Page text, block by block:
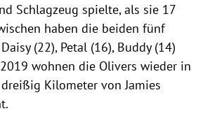
Schlagzeug spielte, als sie 17
haben die beiden fünf
(22), Petal (16), Buddy (14)
wohnen die Olivers wieder in
Kilometer von Jamies